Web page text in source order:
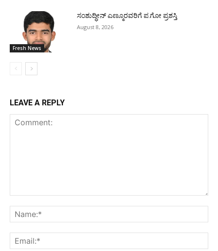
Fresh News
ಸಂಶುದ್ಧೀನ್ ಎಣ್ಮೂರವರಿಗೆ ಪ.ಗೋ ಪ್ರಶಸ್ತಿ
August 8, 2026
LEAVE A REPLY